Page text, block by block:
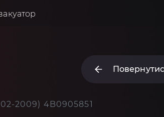
2009) 4B0905851